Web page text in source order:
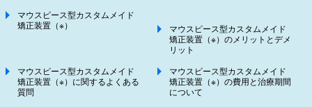
マウスピース型カスタムメイド
矯正装置（※）
マウスピース型カスタムメイド
矯正装置（※）のメリットとデメ
リット
マウスピース型カスタムメイド
矯正装置（※）に関するよくある
質問
マウスピース型カスタムメイド
矯正装置（※）の費用と治療期間
について